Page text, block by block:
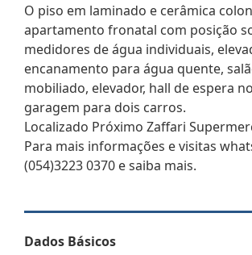
O piso em laminado e cerâmica
apartamento fronatal com posição
medidores de água individuais,
encanamento para água quente,
mobiliado, elevador, hall de espera
garagem para dois carros.
Localizado Próximo Zaffari
Para mais informações e visitas
(054)3223 0370 e saiba mais.
Dados Básicos